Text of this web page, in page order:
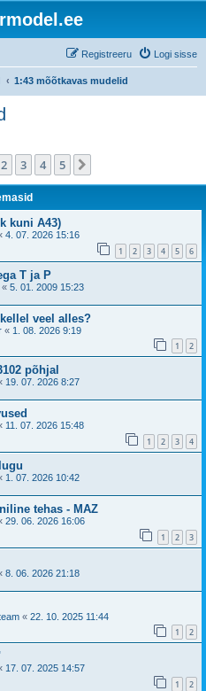
Logi sisse
Registreeru
1:43 mõõtkavas mudelid
2 3 4 5
kuni A43)
4. 07. 2026 15:16
1 2 3 4 5 6
T ja P
« 5. 01. 2009 15:23
veel alles?
« 1. 08. 2026 9:19
1 2
põhjal
19. 07. 2026 8:27
11. 07. 2026 15:48
1 2 3 4
1. 07. 2026 10:42
tehas - MAZ
29. 06. 2026 16:06
1 2 3
8. 06. 2026 21:18
« 22. 10. 2025 11:44
1 2
17. 07. 2025 14:57
1 2